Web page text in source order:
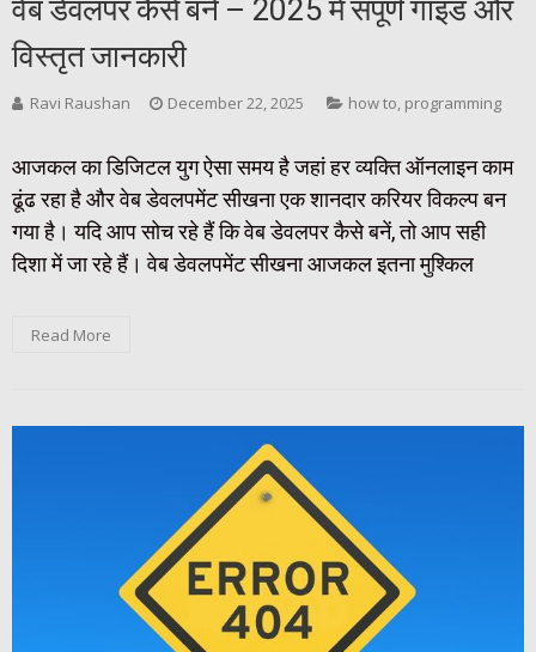
वेब डेवलपर कैसे बनें – 2025 में संपूर्ण गाइड और
विस्तृत जानकारी
Ravi Raushan December 22, 2025 how to programming
आजकल का डिजिटल युग ऐसा समय है जहां हर व्यक्ति ऑनलाइन काम
ढूंढ रहा है और वेब डेवलपमेंट सीखना एक शानदार करियर विकल्प बन
गया है। यदि आप सोच रहे हैं कि वेब डेवलपर कैसे बनें, तो आप सही
दिशा में जा रहे हैं। वेब डेवलपमेंट सीखना आजकल इतना मुश्किल
Read More